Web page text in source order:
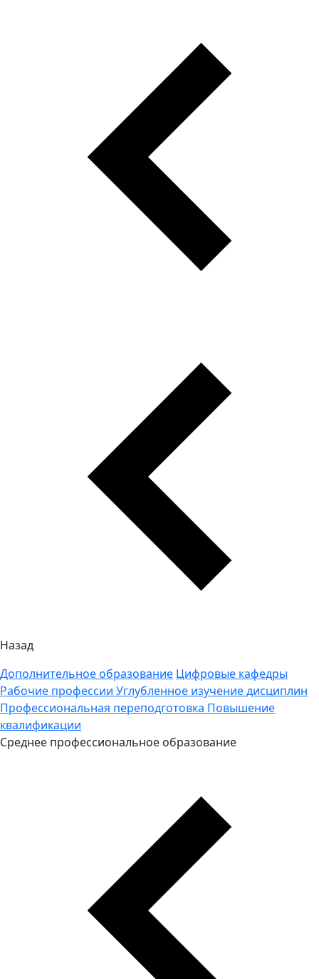
Назад
Дополнительное образование Цифровые кафедры
Рабочие профессии Углубленное изучение дисциплин
Профессиональная переподготовка Повышение
квалификации
Среднее профессиональное образование